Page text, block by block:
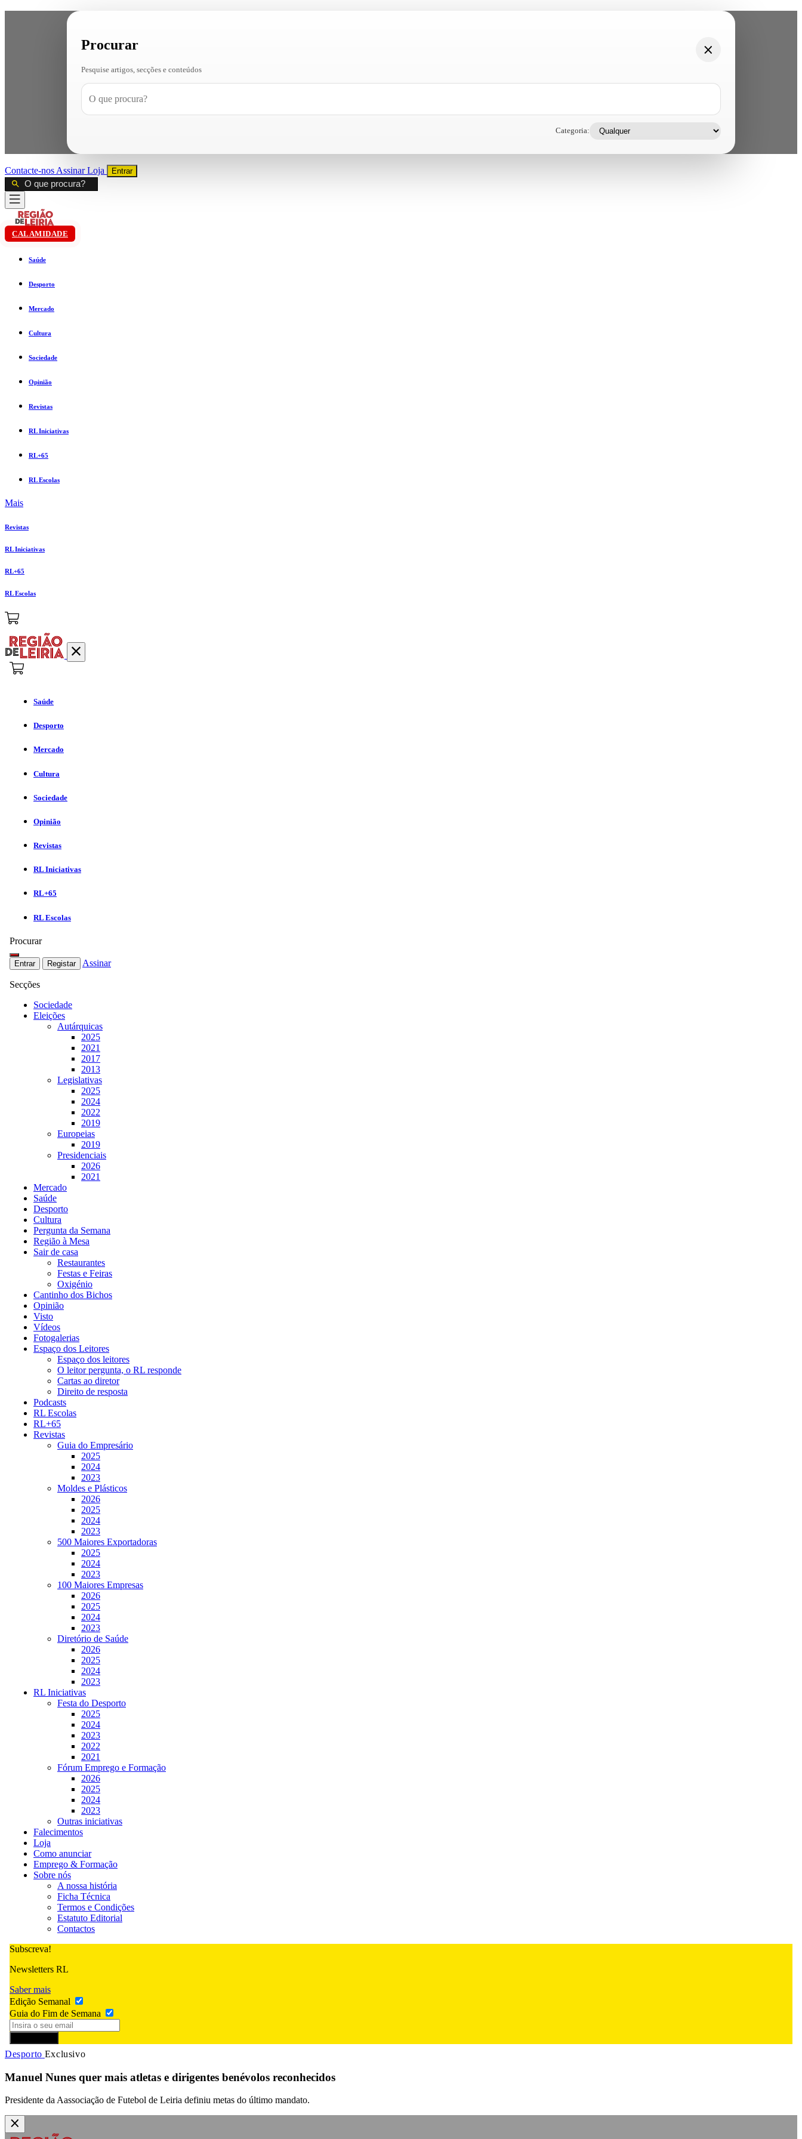
Procurar
Pesquise artigos, secções e conteúdos
Categoria:
Contacte-nos AssinarLoja Entrar
CALAMIDADE
Saúde
Desporto
Mercado
Cultura
Sociedade
Opinião
Revistas
RL Iniciativas
RL+65
RL Escolas
Mais
Revistas
RL Iniciativas
RL+65
RL Escolas
Saúde
Desporto
Mercado
Cultura
Sociedade
Opinião
Revistas
RL Iniciativas
RL+65
RL Escolas
Procurar
Entrar Registar Assinar
Secções
Sociedade
Eleições
Autárquicas
2025
2021
2017
2013
Legislativas
2025
2024
2022
2019
Europeias
2019
Presidenciais
2026
2021
Mercado
Saúde
Desporto
Cultura
Pergunta da Semana
Região à Mesa
Sair de casa
Restaurantes
Festas e Feiras
Oxigénio
Cantinho dos Bichos
Opinião
Visto
Vídeos
Fotogalerias
Espaço dos Leitores
Espaço dos leitores
O leitor pergunta, o RL responde
Cartas ao diretor
Direito de resposta
Podcasts
RL Escolas
RL+65
Revistas
Guia do Empresário
2025
2024
2023
Moldes e Plásticos
2026
2025
2024
2023
500 Maiores Exportadoras
2025
2024
2023
100 Maiores Empresas
2026
2025
2024
2023
Diretório de Saúde
2026
2025
2024
2023
RL Iniciativas
Festa do Desporto
2025
2024
2023
2022
2021
Fórum Emprego e Formação
2026
2025
2024
2023
Outras iniciativas
Falecimentos
Loja
Como anunciar
Emprego & Formação
Sobre nós
A nossa história
Ficha Técnica
Termos e Condições
Estatuto Editorial
Contactos
Subscreva!
Newsletters RL
Saber mais
Edição Semanal
Guia do Fim de Semana
Desporto Exclusivo
Manuel Nunes quer mais atletas e dirigentes benévolos reconhecidos
Presidente da Aassociação de Futebol de Leiria definiu metas do último mandato.